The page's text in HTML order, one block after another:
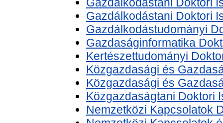
Gazdálkodástani Doktori
Gazdálkodástudományi
Gazdaságinformatika
Kertészettudományi
Közgazdasági és
Közgazdasági és
Közgazdaságtani Doktori
Nemzetközi Kapcsolatok